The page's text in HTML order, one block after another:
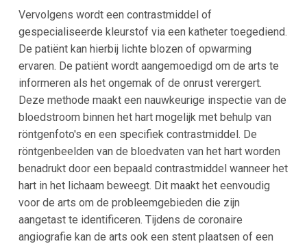
Vervolgens wordt een contrastmiddel of
gespecialiseerde kleurstof via een katheter toegediend.
De patiënt kan hierbij lichte blozen of opwarming
ervaren. De patiënt wordt aangemoedigd om de arts te
informeren als het ongemak of de onrust verergert.
Deze methode maakt een nauwkeurige inspectie van de
bloedstroom binnen het hart mogelijk met behulp van
röntgenfoto's en een specifiek contrastmiddel. De
röntgenbeelden van de bloedvaten van het hart worden
benadrukt door een bepaald contrastmiddel wanneer het
hart in het lichaam beweegt. Dit maakt het eenvoudig
voor de arts om de probleemgebieden die zijn
aangetast te identificeren. Tijdens de coronaire
angiografie kan de arts ook een stent plaatsen of een